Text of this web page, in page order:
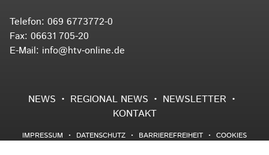
Telefon: 069 6773772-0
Fax: 06631 705-20
E-Mail: info@htv-online.de
NEWS REGIONAL NEWS
NEWSLETTER
KONTAKT
IMPRESSUM DATENSCHUTZ BARRIEREFREIHEIT COOKIES